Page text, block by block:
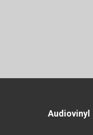
Audiovinyl